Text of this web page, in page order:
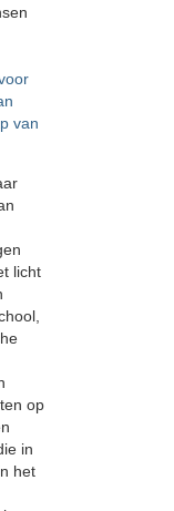
van
licht
op
in
het